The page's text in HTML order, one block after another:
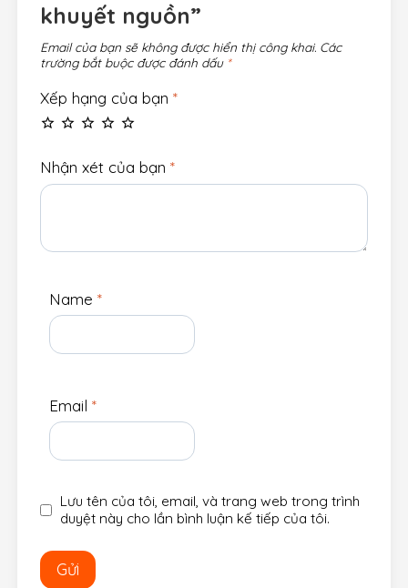
khuyết nguồn”
Email của bạn sẽ không được hiển thị công khai. Các
trường bắt buộc được đánh dấu *
Xếp hạng của bạn *
Nhận xét của bạn *
Name *
Email *
Lưu tên của tôi, email, và trang web trong trình
duyệt này cho lần bình luận kế tiếp của tôi.